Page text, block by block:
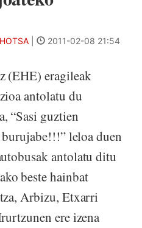
2011-02-08 21:54
(EHE) eragileak
antolatu du
“Sasi guztien
leloa duen
antolatu ditu
beste hainbat
Arbizu, Etxarri
ere izena